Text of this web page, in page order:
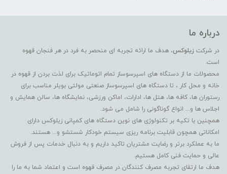
درباره ما
در شرکت زیلوکس، هدف ما ارائه تجربه ای منحصر به فرد در هر فنجان قهوه
است.
محصولات ما از دستگاه های اسپرسوساز تمام اتوماتیک برای لذت بردن از قهوه در
خانه و محل کار ، تا دستگاه های اسپرسوساز صنعتی مولتی بویلر مناسب برای
رستوران ها، کافه ها، هتل ها، ادارات، اماکن ورزشی، نمایشگاه ها، سالن همایش و
اجلاس ها و... انواع گوناگونی را شامل می شود.
همچنین با تکیه بر تکنولوژی های نوین دستگاه های کمپانی زیلوکس دارای
امکاناتی همچون قابلیت برنامه ریزی سیستم خودکار شستشو و... هستند.
ما به عملکرد برتر و رضایت مشتریان تاکید داریم و به دنبال خدمات پس از فروش
عالی و حمایت فنی کامل هستیم.
هدف ما ارتقای تجربه مصرف کنندگان در مصرف قهوه است و اعتماد شما به ما را